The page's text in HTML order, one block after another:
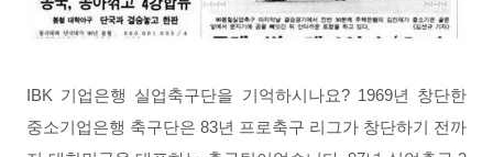
IBK 기업은행 실업축구단을 기억하시나요? 1969년 창단한
중소기업은행 축구단은 83년 프로축구 리그가 창단하기 전까